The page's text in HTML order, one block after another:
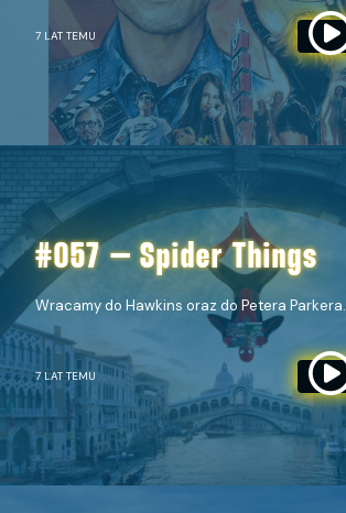
7 LAT TEMU
#057 – Spider Things
Wracamy do Hawkins oraz do Petera Parkera.
7 LAT TEMU